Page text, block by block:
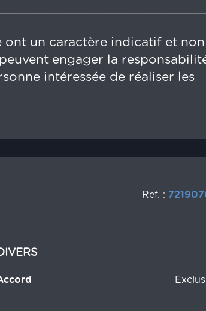
ont un caractère indicatif et non
engager la
intéressée de réaliser les
Ref. :